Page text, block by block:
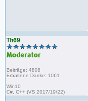
Th69
Beiträge: 4808
Erhaltene Danke: 1061
Win10
C#, C++ (VS 2017/19/22)